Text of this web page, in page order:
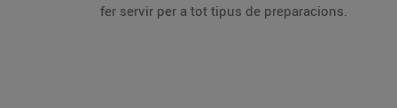
fer servir per a tot tipus de preparacions.